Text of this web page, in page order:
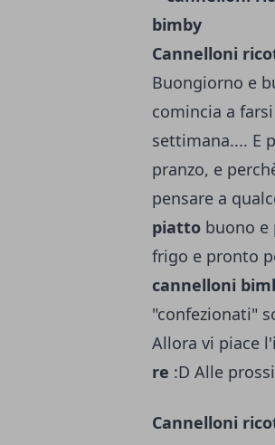
Cannelloni
Buongiorno e
comincia a
settimana.... E
pranzo, e
pensare a
piatto buono e
frigo e pronto
cannelloni
"confezionati"
Allora vi piace
re :D Alle
Cannelloni